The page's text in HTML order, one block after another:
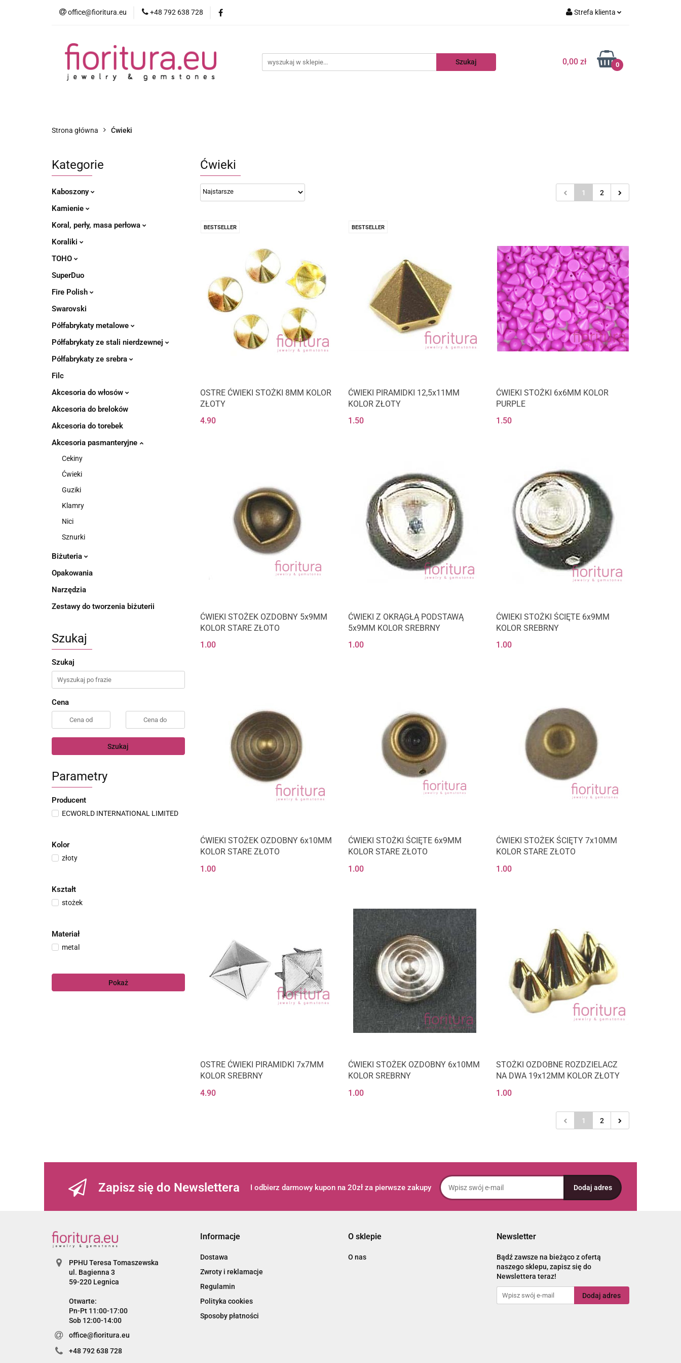
office@fioritura.eu +48 792 638 728 Strefa klienta
Zarejestruj się
Dodaj zgłoszenie
0,00 zł 0
Strona główna Ćwieki
Kategorie
Kaboszony
Kamienie
Koral, perły, masa perłowa
Koraliki
TOHO
SuperDuo
Fire Polish
Swarovski
Półfabrykaty metalowe
Półfabrykaty ze stali nierdzewnej
Półfabrykaty ze srebra
Filc
Akcesoria do włosów
Akcesoria do breloków
Akcesoria do torebek
Akcesoria pasmanteryjne
Cekiny
Ćwieki
Guziki
Klamry
Nici
Sznurki
Biżuteria
Opakowania
Narzędzia
Zestawy do tworzenia biżuterii
Szukaj
Szukaj
Cena
Szukaj
Parametry
Producent
ECWORLD INTERNATIONAL LIMITED
Kolor
złoty
Kształt
stożek
Materiał
metal
Pokaż
Ćwieki
1 2
BESTSELLER
OSTRE ĆWIEKI STOŻKI 8MM KOLOR
ZŁOTY
4.90
BESTSELLER
ĆWIEKI PIRAMIDKI 12,5x11MM
KOLOR ZŁOTY
1.50
ĆWIEKI STOŻKI 6x6MM KOLOR
PURPLE
1.50
ĆWIEKI STOŻEK OZDOBNY 5x9MM
KOLOR STARE ZŁOTO
1.00
ĆWIEKI Z OKRĄGŁĄ PODSTAWĄ
5x9MM KOLOR SREBRNY
1.00
ĆWIEKI STOŻKI ŚCIĘTE 6x9MM
KOLOR SREBRNY
1.00
ĆWIEKI STOŻEK OZDOBNY 6x10MM
KOLOR STARE ZŁOTO
1.00
ĆWIEKI STOŻKI ŚCIĘTE 6x9MM
KOLOR STARE ZŁOTO
1.00
ĆWIEKI STOŻEK ŚCIĘTY 7x10MM
KOLOR STARE ZŁOTO
1.00
OSTRE ĆWIEKI PIRAMIDKI 7x7MM
KOLOR SREBRNY
4.90
ĆWIEKI STOŻEK OZDOBNY 6x10MM
KOLOR SREBRNY
1.00
STOŻKI OZDOBNE ROZDZIELACZ
NA DWA 19x12MM KOLOR ZŁOTY
1.00
1 2
Zapisz się do Newslettera I odbierz darmowy kupon na 20zł za pierwsze zakupy
PPHU Teresa Tomaszewska
ul. Bagienna 3
59-220 Legnica
Otwarte:
Pn-Pt 11:00-17:00
Sob 12:00-14:00
office@fioritura.eu
+48 792 638 728
Informacje
Dostawa
Zwroty i reklamacje
Regulamin
Polityka cookies
Sposoby płatności
O sklepie
O nas
Newsletter
Bądź zawsze na bieżąco z ofertą
naszego sklepu, zapisz się do
Newslettera teraz!